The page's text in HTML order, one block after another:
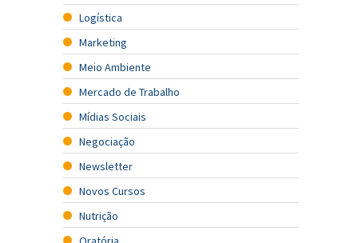
Logística
Marketing
Meio Ambiente
Mercado de Trabalho
Mídias Sociais
Negociação
Newsletter
Novos Cursos
Nutrição